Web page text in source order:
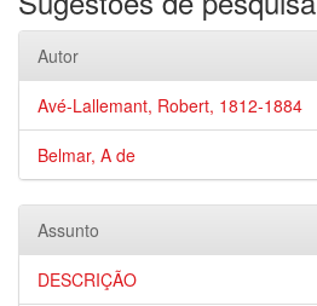
Autor
Avé-Lallemant, Robert, 1812-1884
Belmar, A de
Assunto
DESCRIÇÃO